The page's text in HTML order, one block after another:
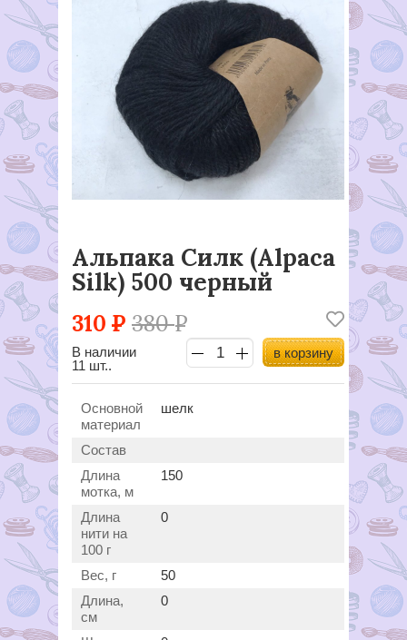
Альпака Силк (Alpaca
Silk) 500 черный
310 Р 380Р
В наличии
11 шт..
в корзину
Основной
материал
шелк
Состав
Длина
мотка, м
150
Длина
нити на
100 г
0
Вес, г
50
Длина,
см
0